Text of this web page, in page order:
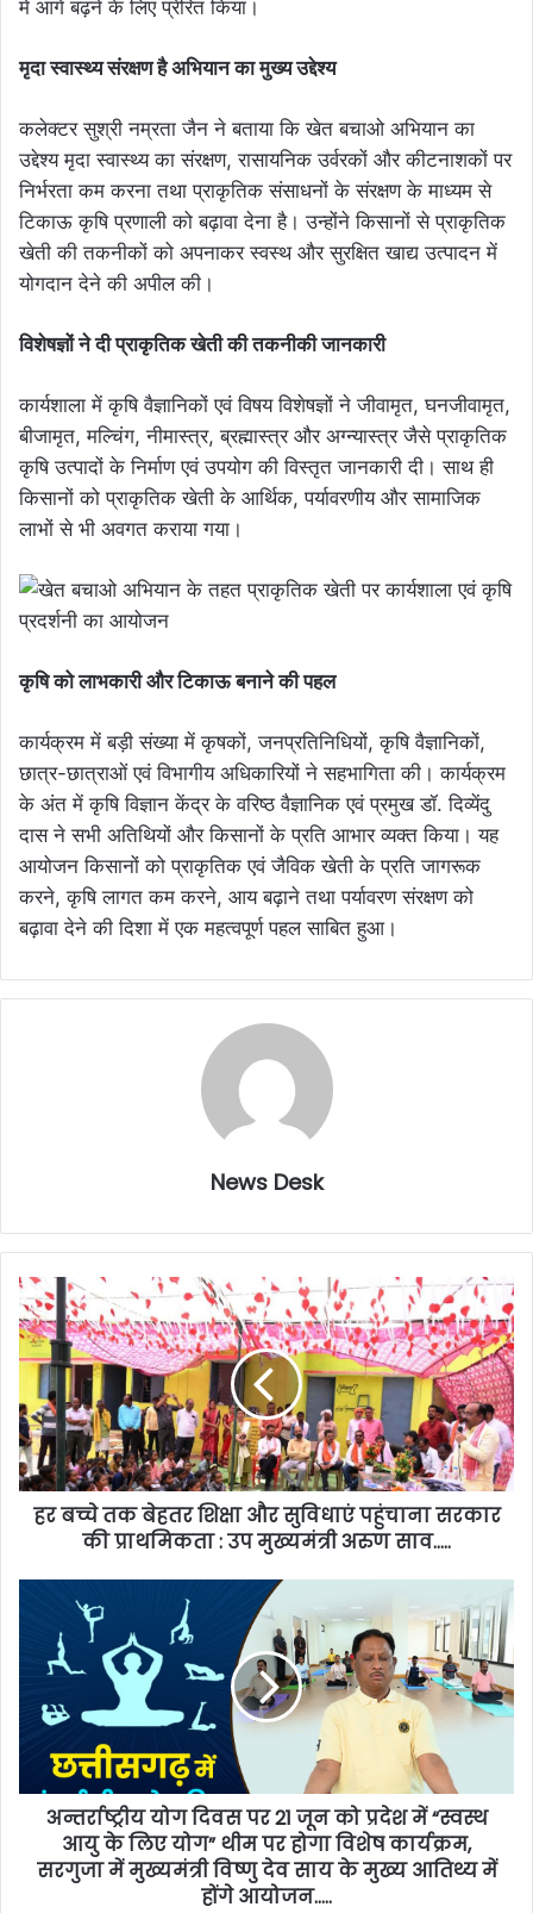
में आगे बढ़ने के लिए प्रेरित किया।
मृदा स्वास्थ्य संरक्षण है अभियान का मुख्य उद्देश्य
कलेक्टर सुश्री नम्रता जैन ने बताया कि खेत बचाओ अभियान का
उद्देश्य मृदा स्वास्थ्य का संरक्षण, रासायनिक उर्वरकों और कीटनाशकों पर
निर्भरता कम करना तथा प्राकृतिक संसाधनों के संरक्षण के माध्यम से
टिकाऊ कृषि प्रणाली को बढ़ावा देना है। उन्होंने किसानों से प्राकृतिक
खेती की तकनीकों को अपनाकर स्वस्थ और सुरक्षित खाद्य उत्पादन में
योगदान देने की अपील की।
विशेषज्ञों ने दी प्राकृतिक खेती की तकनीकी जानकारी
कार्यशाला में कृषि वैज्ञानिकों एवं विषय विशेषज्ञों ने जीवामृत, घनजीवामृत,
बीजामृत, मल्चिंग, नीमास्त्र, ब्रह्मास्त्र और अग्न्यास्त्र जैसे प्राकृतिक
कृषि उत्पादों के निर्माण एवं उपयोग की विस्तृत जानकारी दी। साथ ही
किसानों को प्राकृतिक खेती के आर्थिक, पर्यावरणीय और सामाजिक
लाभों से भी अवगत कराया गया।
कृषि को लाभकारी और टिकाऊ बनाने की पहल
कार्यक्रम में बड़ी संख्या में कृषकों, जनप्रतिनिधियों, कृषि वैज्ञानिकों,
छात्र-छात्राओं एवं विभागीय अधिकारियों ने सहभागिता की। कार्यक्रम
के अंत में कृषि विज्ञान केंद्र के वरिष्ठ वैज्ञानिक एवं प्रमुख डॉ. दिव्येंदु
दास ने सभी अतिथियों और किसानों के प्रति आभार व्यक्त किया। यह
आयोजन किसानों को प्राकृतिक एवं जैविक खेती के प्रति जागरूक
करने, कृषि लागत कम करने, आय बढ़ाने तथा पर्यावरण संरक्षण को
बढ़ावा देने की दिशा में एक महत्वपूर्ण पहल साबित हुआ।
News Desk
हर बच्चे तक बेहतर शिक्षा और सुविधाएं पहुंचाना सरकार
की प्राथमिकता : उप मुख्यमंत्री अरुण साव…..
अन्तर्राष्ट्रीय योग दिवस पर 21 जून को प्रदेश में “स्वस्थ
आयु के लिए योग” थीम पर होगा विशेष कार्यक्रम,
सरगुजा में मुख्यमंत्री विष्णु देव साय के मुख्य आतिथ्य में
होंगे आयोजन…..